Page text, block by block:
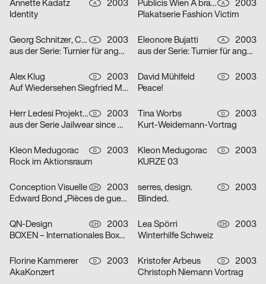
Annette Kadatz A
2003
Identity
Publicis Wien A brand of Publicis Group Austria A
2003
Plakatserie Fashion Victim
Georg Schnitzer, Christoph Priglinger, Oliver Laric A
2003
aus der Serie: Turnier für angewandten Fussball 3
Eleonore Bujatti A
2003
aus der Serie: Turnier für angewandten Fussball 3
Alex Klug D
2003
Auf Wiedersehen Siegfried Maser
David Mühlfeld D
2003
Peace!
Herr Ledesi Projekt- und Werbeagentur D
2003
aus der Serie Jailwear since 1898: HAEFTLING Tasche
Tina Worbs D
2003
Kurt-Weidemann-Vortrag
Kleon Medugorac D
2003
Rock im Aktionsraum
Kleon Medugorac D
2003
KURZE 03
Conception Visuelle CH
2003
Edward Bond „Pièces de guerre I-II“
serres, design. D
2003
Blinded.
QN-Design CH
2003
BOXEN – Internationales Boxmeeting
Lea Spörri CH
2003
Winterhilfe Schweiz
Florine Kammerer D
2003
AkaKonzert
Kristofer Arbeus D
2003
Christoph Niemann Vortrag